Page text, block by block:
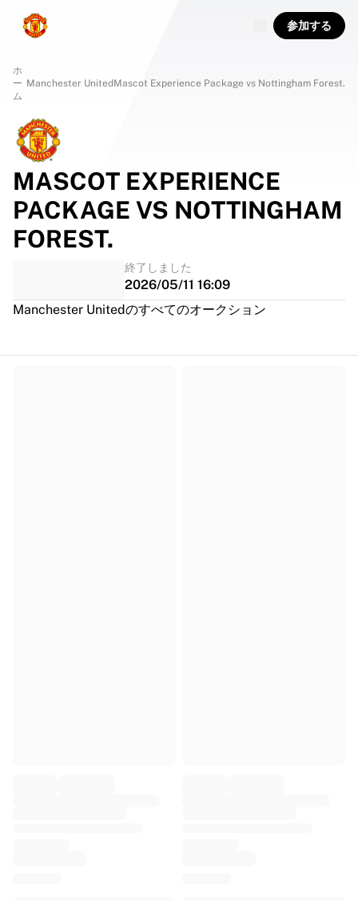
参加する
ホ
ー
ム
Manchester UnitedMascot Experience Package vs Nottingham Forest.
MASCOT EXPERIENCE
PACKAGE VS NOTTINGHAM
FOREST.
終了しました
2026/05/11 16:09
Manchester Unitedのすべてのオークション